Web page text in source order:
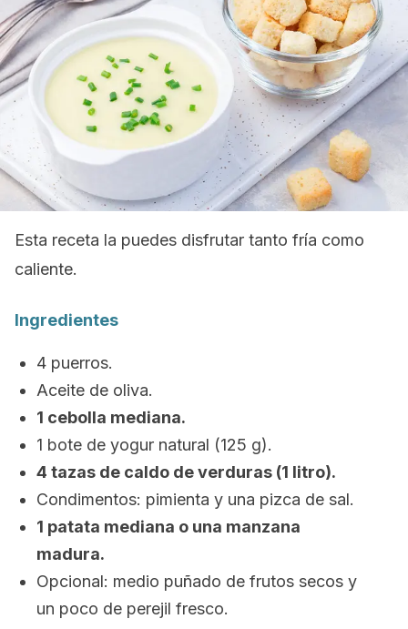
Esta receta la puedes disfrutar tanto fría como
caliente.
Ingredientes
4 puerros.
Aceite de oliva.
1 cebolla mediana.
1 bote de yogur natural (125 g).
4 tazas de caldo de verduras (1 litro).
Condimentos: pimienta y una pizca de sal.
1 patata mediana o una manzana
madura.
Opcional: medio puñado de frutos secos y
un poco de perejil fresco.